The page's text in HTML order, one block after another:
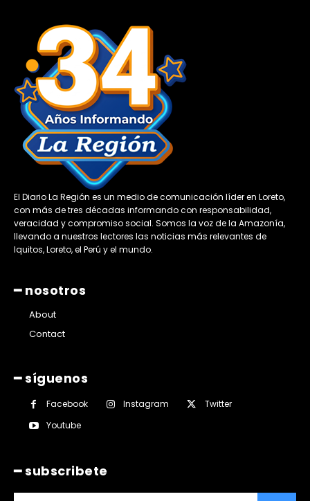
El Diario La Región es un medio de comunicación líder en Loreto,
con más de tres décadas informando con responsabilidad,
veracidad y compromiso social. Somos la voz de la Amazonía,
llevando a nuestros lectores las noticias más relevantes de
Iquitos, Loreto, el Perú y el mundo.
━ nosotros
About
Contact
━ síguenos
Facebook Instagram
Twitter
Youtube
━ subscribete